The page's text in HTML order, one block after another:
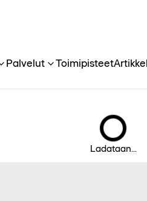
Palvelut Toimipisteet
Ladataan...